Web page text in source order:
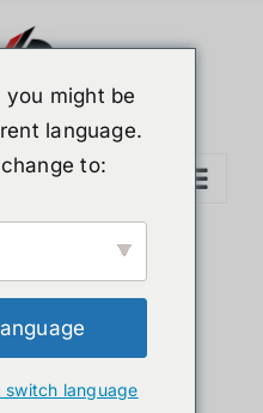
might be
language.
to:
switch language